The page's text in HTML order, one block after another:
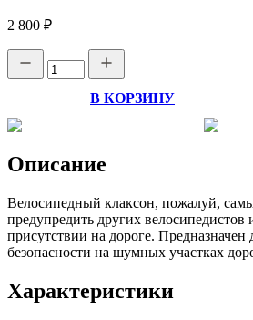
2 800 ₽
В КОРЗИНУ
Описание
Велосипедный клаксон, пожалуй,
предупредить других
присутствии на дороге. Предназначен
безопасности на шумных участках
Характеристики